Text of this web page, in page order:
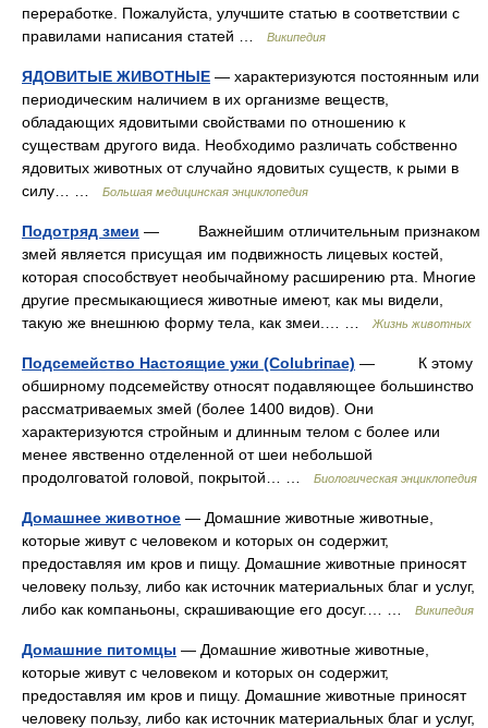
переработке. Пожалуйста, улучшите статью в соответствии с
правилами написания статей …
Википедия
ЯДОВИТЫЕ ЖИВОТНЫЕ — характеризуются постоянным или
периодическим наличием в их организме веществ,
обладающих ядовитыми свойствами по отношению к
существам другого вида. Необходимо различать собственно
ядовитых животных от случайно ядовитых существ, к рыми в
силу… …
Большая медицинская энциклопедия
Подотряд змеи — Важнейшим отличительным признаком
змей является присущая им подвижность лицевых костей,
которая способствует необычайному расширению рта. Многие
другие пресмыкающиеся животные имеют, как мы видели,
такую же внешнюю форму тела, как змеи.… …
Жизнь животных
Подсемейство Настоящие ужи (Colubriпае) — К этому
обширному подсемейству относят подавляющее большинство
рассматриваемых змей (более 1400 видов). Они
характеризуются стройным и длинным телом с более или
менее явственно отделенной от шеи небольшой
продолговатой головой, покрытой… …
Биологическая энциклопедия
Домашнее животное — Домашние животные животные,
которые живут с человеком и которых он содержит,
предоставляя им кров и пищу. Домашние животные приносят
человеку пользу, либо как источник материальных благ и услуг,
либо как компаньоны, скрашивающие его досуг.… …
Википедия
Домашние питомцы — Домашние животные животные,
которые живут с человеком и которых он содержит,
предоставляя им кров и пищу. Домашние животные приносят
человеку пользу, либо как источник материальных благ и услуг,